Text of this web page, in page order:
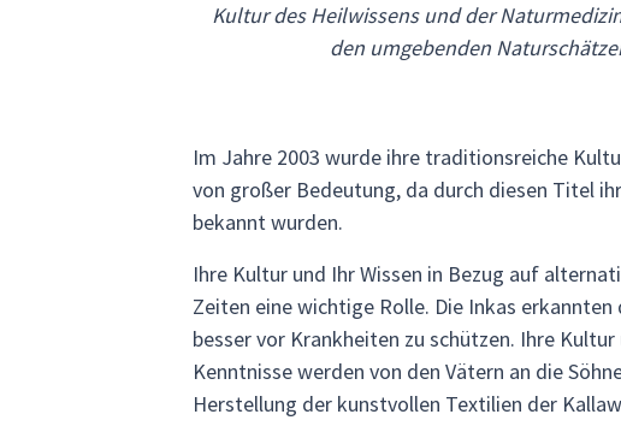
Kultur des Heilwissens und der
den umgebenden
Im Jahre 2003 wurde ihre traditionsreiche
von großer Bedeutung, da durch diesen Titel
bekannt wurden.
Ihre Kultur und Ihr Wissen in Bezug auf
Zeiten eine wichtige Rolle. Die Inkas
besser vor Krankheiten zu schützen. Ihre
Kenntnisse werden von den Vätern an die
Herstellung der kunstvollen Textilien der